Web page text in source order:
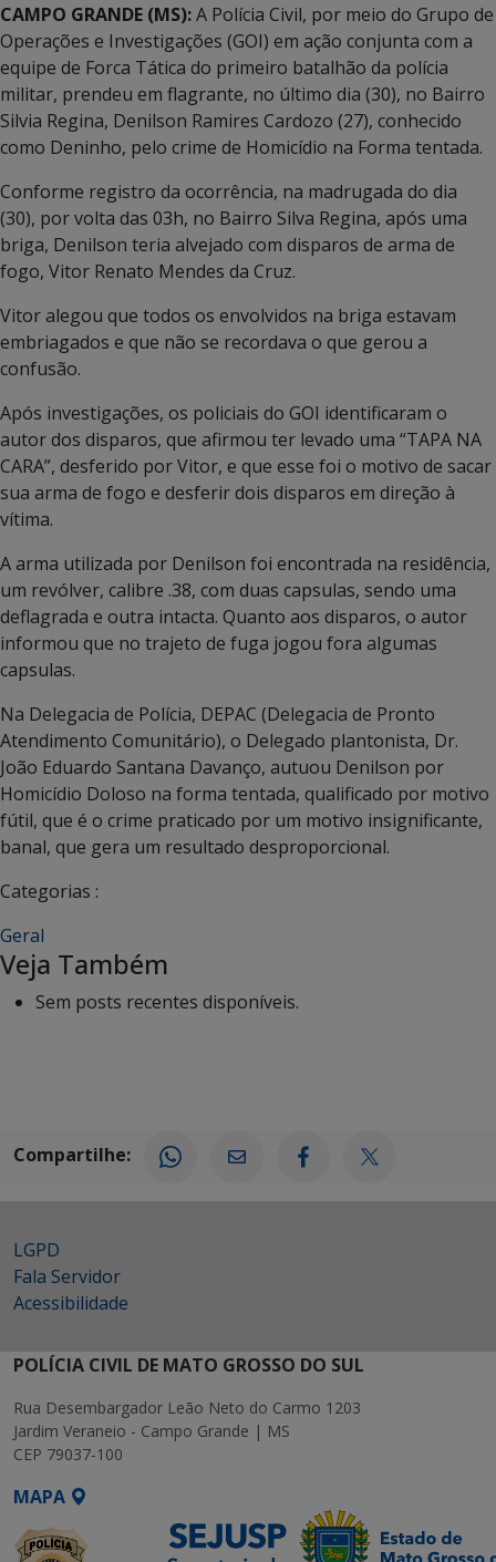
CAMPO GRANDE (MS):A Polícia Civil, por meio do Grupo de
Operações e Investigações (GOI) em ação conjunta com a
equipe de Forca Tática do primeiro batalhão da polícia
militar, prendeu em flagrante, no último dia (30), no Bairro
Silvia Regina, Denilson Ramires Cardozo (27), conhecido
como Deninho, pelo crime de Homicídio na Forma tentada.
Conforme registro da ocorrência, na madrugada do dia
(30), por volta das 03h, no Bairro Silva Regina, após uma
briga, Denilson teria alvejado com disparos de arma de
fogo, Vitor Renato Mendes da Cruz.
Vitor alegou que todos os envolvidos na briga estavam
embriagados e que não se recordava o que gerou a
confusão.
Após investigações, os policiais do GOI identificaram o
autor dos disparos, que afirmou ter levado uma “TAPA NA
CARA”, desferido por Vitor, e que esse foi o motivo de sacar
sua arma de fogo e desferir dois disparos em direção à
vítima.
A arma utilizada por Denilson foi encontrada na residência,
um revólver, calibre .38, com duas capsulas, sendo uma
deflagrada e outra intacta. Quanto aos disparos, o autor
informou que no trajeto de fuga jogou fora algumas
capsulas.
Na Delegacia de Polícia, DEPAC (Delegacia de Pronto
Atendimento Comunitário), o Delegado plantonista, Dr.
João Eduardo Santana Davanço, autuou Denilson por
Homicídio Doloso na forma tentada, qualificado por motivo
fútil, que é o crime praticado por um motivo insignificante,
banal, que gera um resultado desproporcional.
Categorias :
Geral
Veja Também
Sem posts recentes disponíveis.
Compartilhe:
LGPD
Fala Servidor
Acessibilidade
POLÍCIA CIVIL DE MATO GROSSO DO SUL
Rua Desembargador Leão Neto do Carmo 1203
Jardim Veraneio - Campo Grande | MS
CEP 79037-100
MAPA